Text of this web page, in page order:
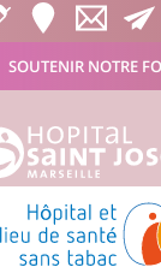
SOUTENIR NOTRE
Hôpital
Hôpital